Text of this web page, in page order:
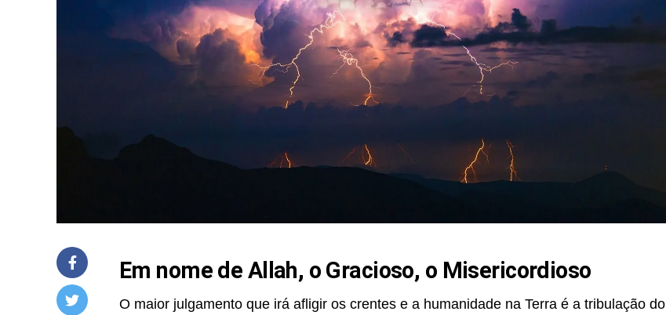
Em nome de Allah, o Gracioso, o Misericordioso
O maior julgamento que irá afligir os crentes e a humanidade na Terra é a tribulação do